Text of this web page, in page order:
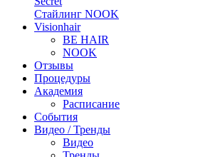
Стайлинг NOOK
Visionhair
BE HAIR
NOOK
Отзывы
Процедуры
Академия
Расписание
События
Видео / Тренды
Видео